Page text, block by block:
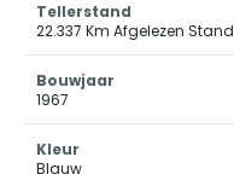
Tellerstand
22.337 Km Afgelezen Stand
Bouwjaar
1967
Kleur
Blauw